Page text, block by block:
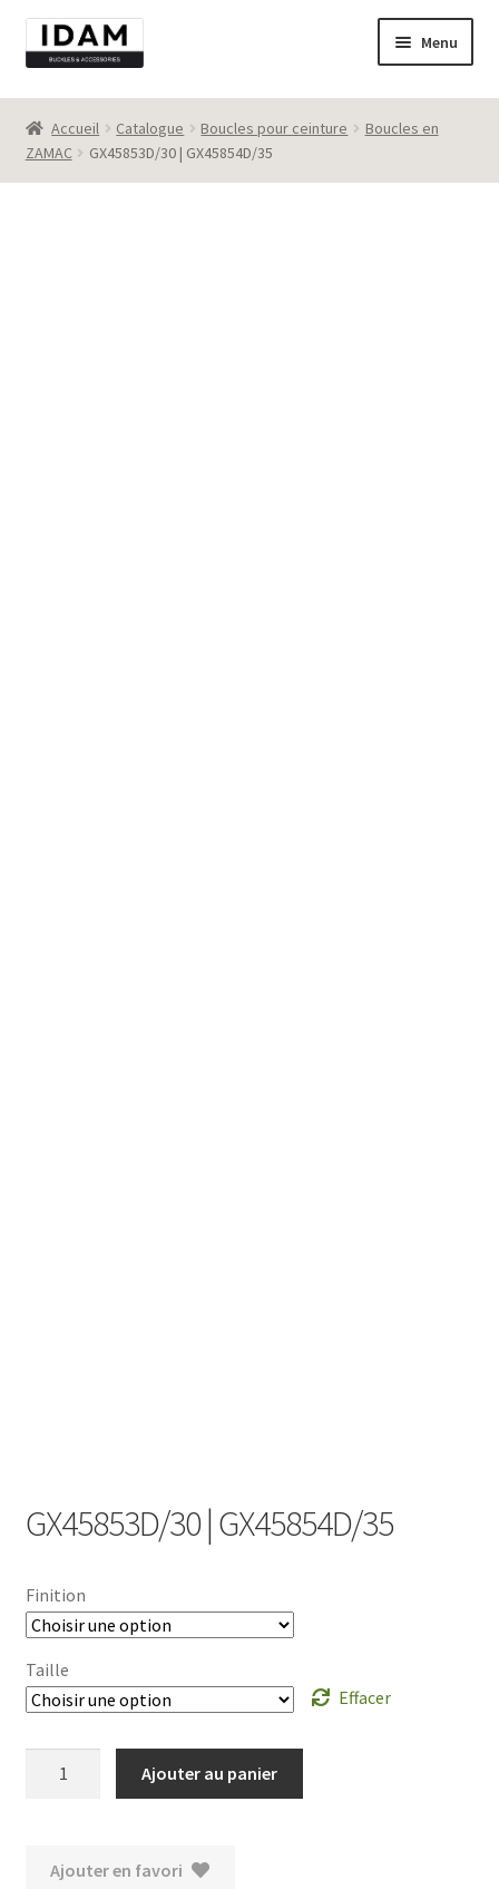
Aller
à
Aller
au
Menu
Catalogue
New
Accueil Catalogue Boucles pour ceinture
Boucles en
ZAMAC
GX45853D/30 | GX45854D/35
GX45853D/30 | GX45854D/35
Finition
Taille
Effacer
GX45854D/35
Ajouter au panier
Ajouter en favori